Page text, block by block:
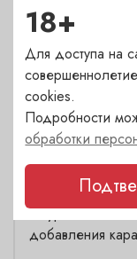
объёмом 270
использовалсь
2000 году
Бристоль, для
подземного
спустя его
Ливерпуле, где
двенадцати лет.
склад
натуральной
добавления
18+
Для доступа на
cookies.
Подробности
обработки